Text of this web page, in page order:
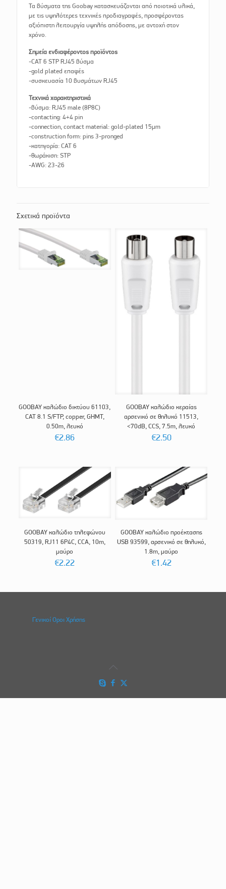
Τα βύσματα της Goobay κατασκευάζονται από ποιοτικά υλικά,
με τις υψηλότερες τεχνικές προδιαγραφές, προσφέροντας
αξιόπιστη λειτουργία υψηλής απόδοσης, με αντοχή στον
χρόνο.
Σημεία ενδιαφέροντος προϊόντος
-CAT 6 STP RJ45 βύσμα
-gold plated επαφές
-συσκευασία 10 βυσμάτων RJ45
Τεχνικά χαρακτηριστικά
-βύσμα: RJ45 male (8P8C)
-contacting: 4+4 pin
-connection, contact material: gold-plated 15µm
-construction form: pins 3-pronged
-κατηγορία: CAT 6
-θωράκιση: STP
-AWG: 23-26
Σχετικά προϊόντα
GOOBAY καλώδιο δικτύου 61103,
CAT 8.1 S/FTP, copper, GHMT,
0.50m, λευκό
€2.86
GOOBAY καλώδιο κεραίας
αρσενικό σε θηλυκό 11513,
<70dB, CCS, 7.5m, λευκό
€2.50
GOOBAY καλώδιο τηλεφώνου
50319, RJ11 6P4C, CCA, 10m,
μαύρο
€2.22
GOOBAY καλώδιο προέκτασης
USB 93599, αρσενικό σε θηλυκό,
1.8m, μαύρο
€1.42
Γενικοί Οροι Χρήσης